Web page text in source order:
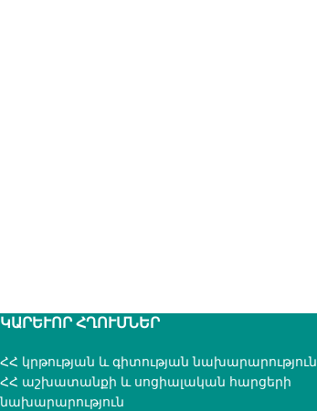
ԿԱՐԵՒՈՐ ՀՂՈՒՄՆԵՐ
ՀՀ կրթության և գիտության նախարարություն
ՀՀ աշխատանքի և սոցիալական հարցերի
նախարարություն